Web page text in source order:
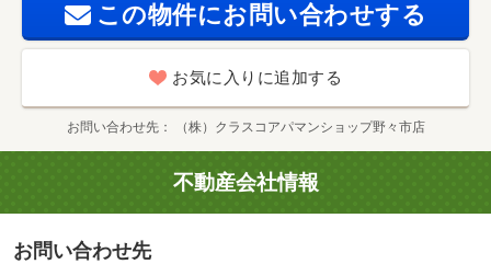
この物件にお問い合わせする
お気に入りに追加する
お問い合わせ先 （株）クラスコアパマンショップ野々市店
不動産会社情報
お問い合わせ先